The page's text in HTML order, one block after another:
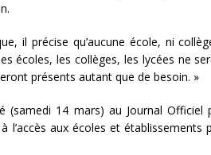
il précise qu’aucune école, ni
écoles, les collèges, les lycées ne
présents autant que de besoin. »
(samedi 14 mars) au Journal
l’accès aux écoles et établissements